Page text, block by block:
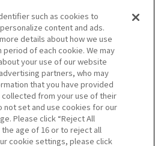
ルメディアポリシー
り扱いに関する保護方針
such as cookies to
content and ads.
details about how we use
of each cookie. We may
your use of our website
partners, who may
that you have provided
from your use of their
not set and use cookies for our
Please click “Reject All
age of 16 or to reject all
cookie settings, please click